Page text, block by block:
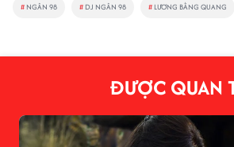
# NGÂN 98 # DJ NGÂN 98 # LƯƠNG BẰNG QUANG
ĐƯỢC QUAN